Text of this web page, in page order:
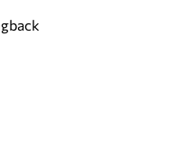
devoluções.